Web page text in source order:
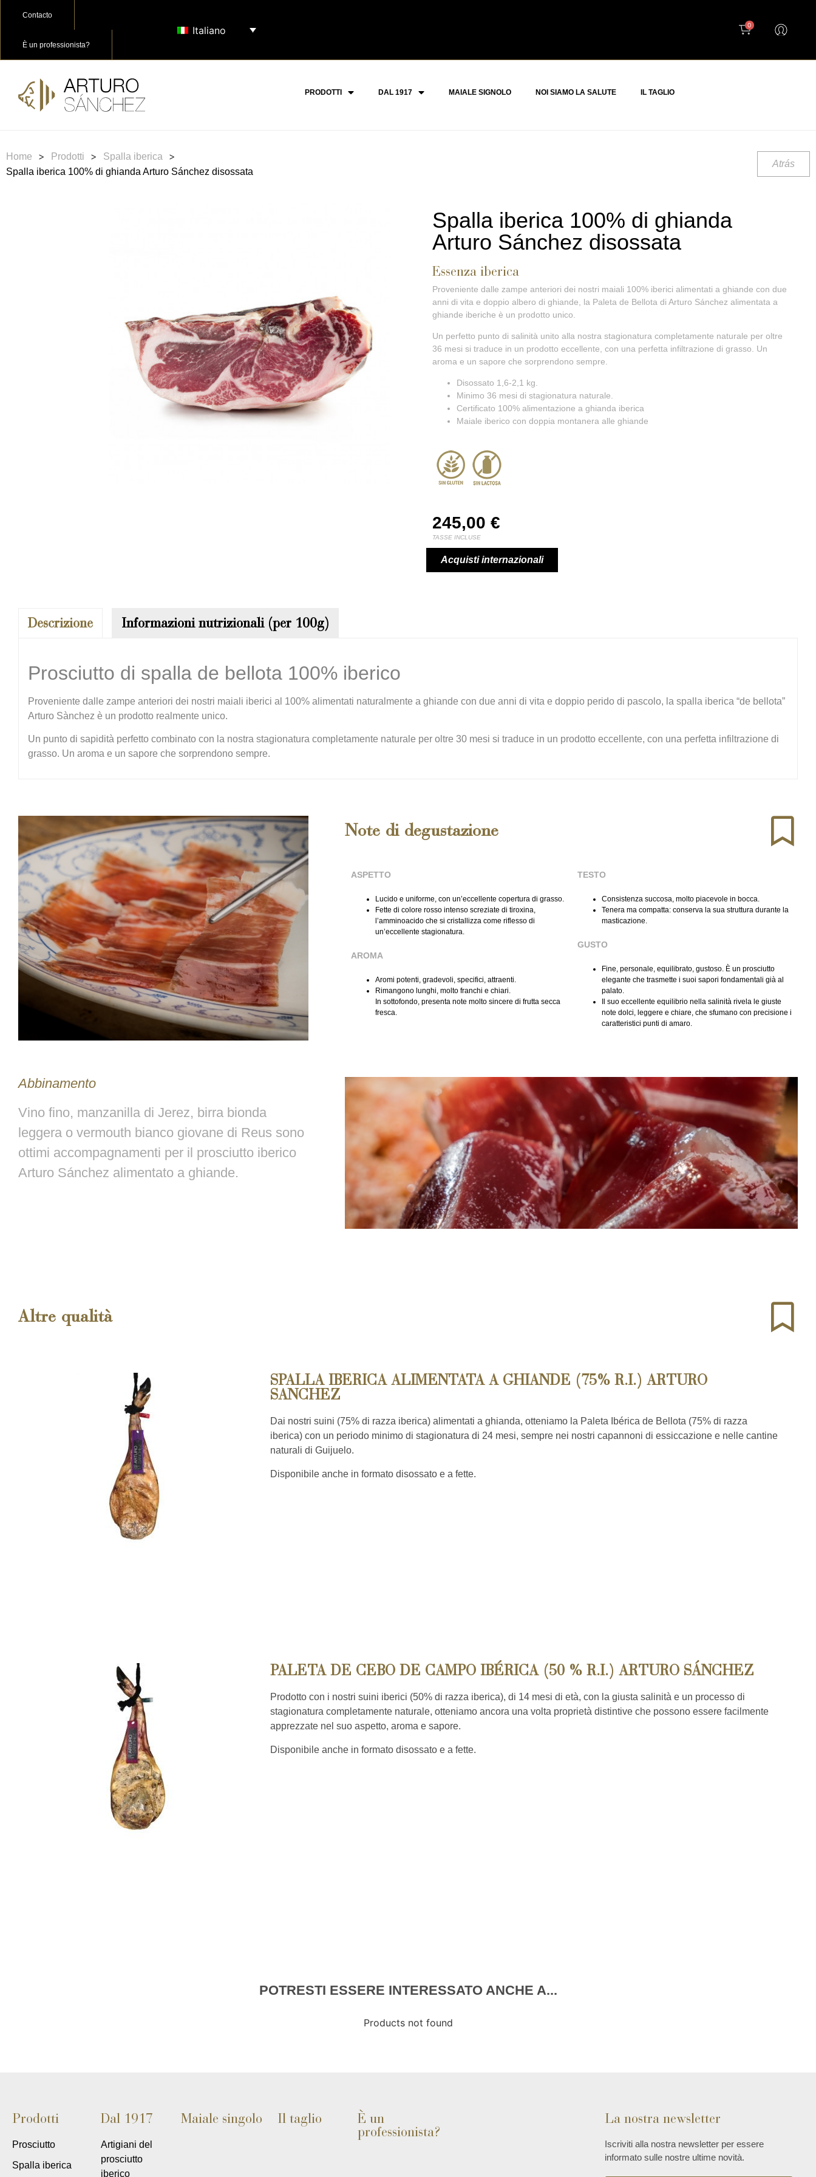
Contacto
È un professionista?
Italiano 0
PRODOTTI DAL 1917 MAIALE SIGNOLO NOI SIAMO LA SALUTE IL TAGLIO
Home > Prodotti > Spalla iberica >
Spalla iberica 100% di ghianda Arturo Sánchez disossata
Atrás
Spalla iberica 100% di ghianda
Arturo Sánchez disossata
Essenza iberica
Proveniente dalle zampe anteriori dei nostri maiali 100% iberici alimentati a ghiande con due
anni di vita e doppio albero di ghiande, la Paleta de Bellota di Arturo Sánchez alimentata a
ghiande iberiche è un prodotto unico.
Un perfetto punto di salinità unito alla nostra stagionatura completamente naturale per oltre
36 mesi si traduce in un prodotto eccellente, con una perfetta infiltrazione di grasso. Un
aroma e un sapore che sorprendono sempre.
Disossato 1,6-2,1 kg.
Minimo 36 mesi di stagionatura naturale.
Certificato 100% alimentazione a ghianda iberica
Maiale iberico con doppia montanera alle ghiande
245,00 €
TASSE INCLUSE
Acquisti internazionali
Descrizione Informazioni nutrizionali (per 100g)
Prosciutto di spalla de bellota 100% iberico
Proveniente dalle zampe anteriori dei nostri maiali iberici al 100% alimentati naturalmente a ghiande con due anni di vita e doppio perido di pascolo, la spalla iberica “de bellota”
Arturo Sànchez è un prodotto realmente unico.
Un punto di sapidità perfetto combinato con la nostra stagionatura completamente naturale per oltre 30 mesi si traduce in un prodotto eccellente, con una perfetta infiltrazione di
grasso. Un aroma e un sapore che sorprendono sempre.
Note di degustazione
ASPETTO
Lucido e uniforme, con un’eccellente copertura di grasso.
Fette di colore rosso intenso screziate di tiroxina,
l’amminoacido che si cristallizza come riflesso di
un’eccellente stagionatura.
AROMA
Aromi potenti, gradevoli, specifici, attraenti.
Rimangono lunghi, molto franchi e chiari.
In sottofondo, presenta note molto sincere di frutta secca
fresca.
TESTO
Consistenza succosa, molto piacevole in bocca.
Tenera ma compatta: conserva la sua struttura durante la
masticazione.
GUSTO
Fine, personale, equilibrato, gustoso. È un prosciutto
elegante che trasmette i suoi sapori fondamentali già al
palato.
Il suo eccellente equilibrio nella salinità rivela le giuste
note dolci, leggere e chiare, che sfumano con precisione i
caratteristici punti di amaro.
Abbinamento
Vino fino, manzanilla di Jerez, birra bionda
leggera o vermouth bianco giovane di Reus sono
ottimi accompagnamenti per il prosciutto iberico
Arturo Sánchez alimentato a ghiande.
Altre qualità
SPALLA IBERICA ALIMENTATA A GHIANDE (75% R.I.) ARTURO
SANCHEZ
Dai nostri suini (75% di razza iberica) alimentati a ghianda, otteniamo la Paleta Ibérica de Bellota (75% di razza
iberica) con un periodo minimo di stagionatura di 24 mesi, sempre nei nostri capannoni di essiccazione e nelle cantine
naturali di Guijuelo.
Disponibile anche in formato disossato e a fette.
PALETA DE CEBO DE CAMPO IBÉRICA (50 % R.I.) ARTURO SÁNCHEZ
Prodotto con i nostri suini iberici (50% di razza iberica), di 14 mesi di età, con la giusta salinità e un processo di
stagionatura completamente naturale, otteniamo ancora una volta proprietà distintive che possono essere facilmente
apprezzate nel suo aspetto, aroma e sapore.
Disponibile anche in formato disossato e a fette.
POTRESTI ESSERE INTERESSATO ANCHE A...
Products not found
Prodotti
Prosciutto
Spalla iberica
Dal 1917
Artigiani del
prosciutto
iberico
Maiale singolo Il taglio
È un
professionista?
La nostra newsletter
Iscriviti alla nostra newsletter per essere
informato sulle nostre ultime novità.